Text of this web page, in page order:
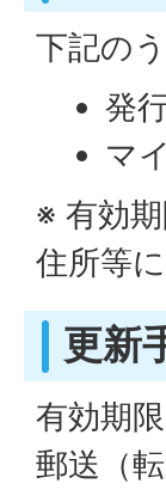
下記の
発
マ
※ 有効
住所等
更新
有効期
郵送（